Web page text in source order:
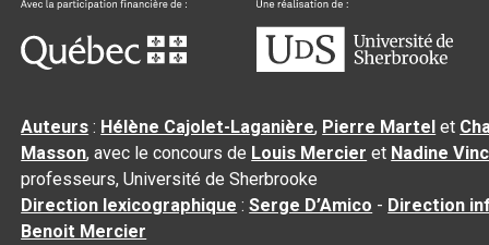
Auteurs : Hélène Cajolet-Laganière, Pierre Martel et
Masson, avec le concours de Louis Mercier et Nadine
professeurs, Université de Sherbrooke
Direction lexicographique :Serge D’Amico - Direction
Benoit Mercier